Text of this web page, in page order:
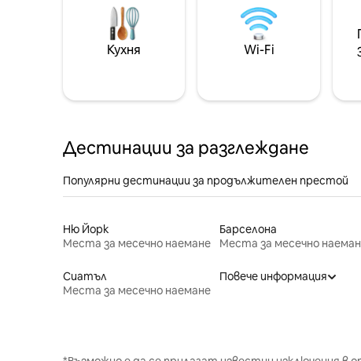
Кухня Wi-Fi
Дестинации за разглеждане
Популярни дестинации за продължителен престой
Ню Йорк
Места за месечно наемане
Барселона
Места за месечно
Сиатъл
Места за месечно наемане
Повече информация